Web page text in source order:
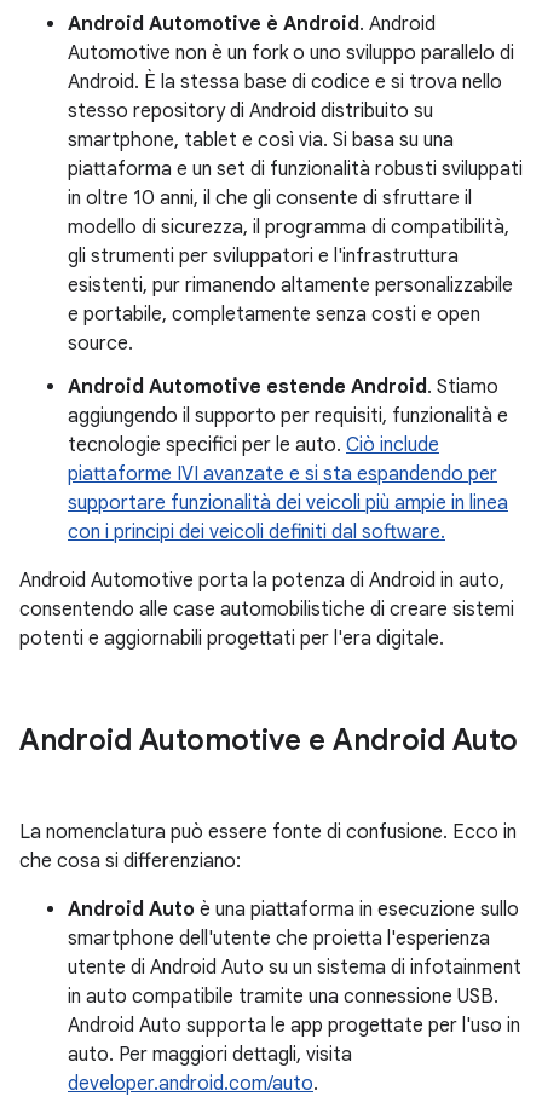
Android Automotive è Android. Android
Automotive non è un fork o uno sviluppo parallelo di
Android. È la stessa base di codice e si trova nello
stesso repository di Android distribuito su
smartphone, tablet e così via. Si basa su una
piattaforma e un set di funzionalità robusti sviluppati
in oltre 10 anni, il che gli consente di sfruttare il
modello di sicurezza, il programma di compatibilità,
gli strumenti per sviluppatori e l'infrastruttura
esistenti, pur rimanendo altamente personalizzabile
e portabile, completamente senza costi e open
source.
Android Automotive estende Android. Stiamo
aggiungendo il supporto per requisiti, funzionalità e
tecnologie specifici per le auto. Ciò include
piattaforme IVI avanzate e si sta espandendo per
supportare funzionalità dei veicoli più ampie in linea
con i principi dei veicoli definiti dal software.
Android Automotive porta la potenza di Android in auto,
consentendo alle case automobilistiche di creare sistemi
potenti e aggiornabili progettati per l'era digitale.
Android Automotive e Android Auto
La nomenclatura può essere fonte di confusione. Ecco in
che cosa si differenziano:
Android Auto è una piattaforma in esecuzione sullo
smartphone dell'utente che proietta l'esperienza
utente di Android Auto su un sistema di infotainment
in auto compatibile tramite una connessione USB.
Android Auto supporta le app progettate per l'uso in
auto. Per maggiori dettagli, visita
developer.android.com/auto.